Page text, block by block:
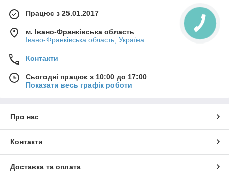
гідравлічний розподільник?– «ГІДРО-ГІД» постачальник
гідравлічного обладнання №1 в Україні.
Тільки оригінальну продукцію найвищої якості;
Оперативну доставку у будь-яку точку України
зручним Вам способом;
Працює з 25.01.2017
м. Івано-Франківська область
Івано-Франківська область, Україна
Контакти
Сьогодні працює з 10:00 до 17:00
Показати весь графік роботи
Про нас
Контакти
Доставка та оплата